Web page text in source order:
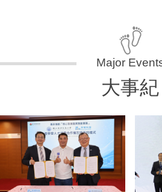
大事紀